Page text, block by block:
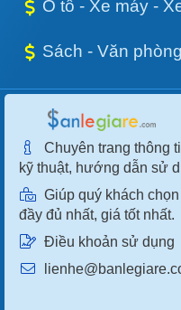
Ô tô - Xe máy -
Sách - Văn
Chuyên trang thông
kỹ thuật, hướng dẫn sử
Giúp quý khách
đầy đủ nhất, giá tốt nhất.
Điều khoản sử dụng